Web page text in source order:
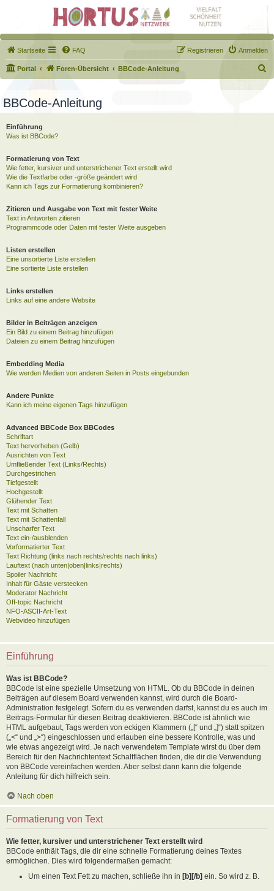
Startseite FAQ Anmelden
Registrieren
Portal Foren-Übersicht BBCode-Anleitung
u
h
BBCode-Anleitung
Einführung
Was ist BBCode?
Formatierung von Text
Wie fetter, kursiver und unterstrichener Text erstellt wird
Wie die Textfarbe oder -größe geändert wird
Kann ich Tags zur Formatierung kombinieren?
Zitieren und Ausgabe von Text mit fester Weite
Text in Antworten zitieren
Programmcode oder Daten mit fester Weite ausgeben
Listen erstellen
Eine unsortierte Liste erstellen
Eine sortierte Liste erstellen
Links erstellen
Links auf eine andere Website
Bilder in Beiträgen anzeigen
Ein Bild zu einem Beitrag hinzufügen
Dateien zu einem Beitrag hinzufügen
Embedding Media
Wie werden Medien von anderen Seiten in Posts eingebunden
Andere Punkte
Kann ich meine eigenen Tags hinzufügen
Advanced BBCode Box BBCodes
Schriftart
Text hervorheben (Gelb)
Ausrichten von Text
Umfließender Text (Links/Rechts)
Durchgestrichen
Tiefgestellt
Hochgestellt
Glühender Text
Text mit Schatten
Text mit Schattenfall
Unscharfer Text
Text ein-/ausblenden
Vorformatierter Text
Text Richtung (links nach rechts/rechts nach links)
Lauftext (nach unten|oben|links|rechts)
Spoiler Nachricht
Inhalt für Gäste verstecken
Moderator Nachricht
Off-topic Nachricht
NFO-ASCII-Art-Text
Webvideo hinzufügen
Einführung
Was ist BBCode?
BBCode ist eine spezielle Umsetzung von HTML. Ob du BBCode in deinen
Beiträgen auf diesem Board verwenden kannst, wird durch die Board-
Administration festgelegt. Sofern du es verwenden darfst, kannst du es auch im
Beitrags-Formular für diesen Beitrag deaktivieren. BBCode ist ähnlich wie
HTML aufgebaut, Tags werden von eckigen Klammern („[“ und „]“) statt spitzen
(„<“ und „>“) eingeschlossen und erlauben eine bessere Kontrolle, was und
wie etwas angezeigt wird. Je nach verwendetem Template wirst du über dem
Bereich für den Nachrichtentext Schaltflächen finden, die dir die Verwendung
von BBCode vereinfachen werden. Aber selbst dann kann die folgende
Anleitung für dich hilfreich sein.
Nach oben
Formatierung von Text
Wie fetter, kursiver und unterstrichener Text erstellt wird
BBCode enthält Tags, die dir eine schnelle Formatierung deines Textes
ermöglichen. Dies wird folgendermaßen gemacht:
Um einen Text Fett zu machen, schließe ihn in [b][/b] ein. So wird z. B.